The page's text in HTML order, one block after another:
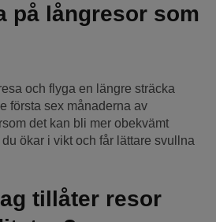
på långresor som
och flyga en längre sträcka
första sex månaderna av
det kan bli mer obekvämt
ökar i vikt och får lättare svullna
tillåter resor